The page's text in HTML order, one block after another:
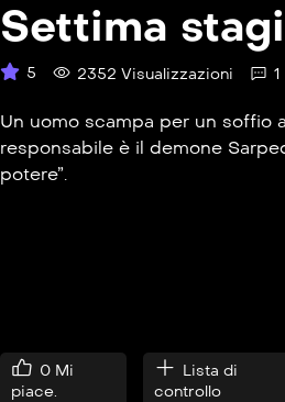
Settima
5 2352 Visualizzazioni 1
Un uomo scampa per un soffio
responsabile è il demone
potere”.
0 Mi
piace.
Lista di
controllo